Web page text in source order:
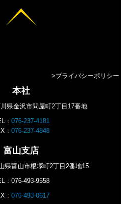
>プライバシーポリシー
本社
県金沢市問屋町2丁目17番地
： 076-237-4181
： 076-237-4848
富山支店
県富山市根塚町2丁目2番地15
： 076-493-9558
： 076-493-0617